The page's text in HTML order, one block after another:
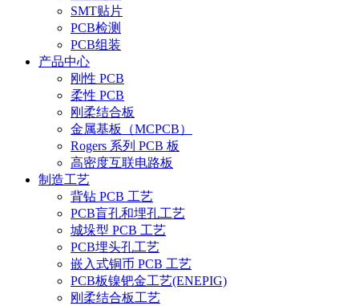
SMT贴片
PCB检测
PCB组装
产品中心
刚性 PCB
柔性 PCB
刚柔结合板
金属基板（MCPCB）
Rogers 系列 PCB 板
高密度互联电路板
制造工艺
背钻 PCB 工艺
PCB盲孔和埋孔工艺
城垛型 PCB 工艺
PCB埋头孔工艺
嵌入式铜币 PCB 工艺
PCB板镍钯金工艺(ENEPIG)
刚柔结合板工艺